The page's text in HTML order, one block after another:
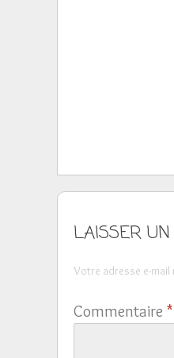
LAISSER
Votre adresse e-mail
Commentaire *